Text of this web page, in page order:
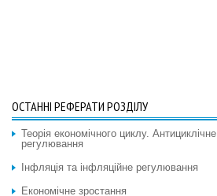
ОСТАННІ РЕФЕРАТИ РОЗДІЛУ
Теорія економічного циклу. Антициклічне
регулювання
Інфляція та інфляційне регулювання
Економічне зростання